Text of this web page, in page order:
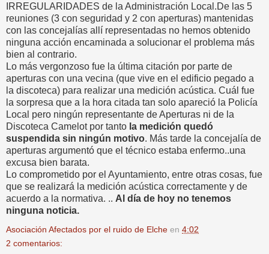
IRREGULARIDADES de la Administración Local.De las 5
reuniones (3 con seguridad y 2 con aperturas) mantenidas
con las concejalías allí representadas no hemos obtenido
ninguna acción encaminada a solucionar el problema más
bien al contrario.
Lo más vergonzoso fue la última citación por parte de
aperturas con una vecina (que vive en el edificio pegado a
la discoteca) para realizar una medición acústica. Cuál fue
la sorpresa que a la hora citada tan solo apareció la Policía
Local pero ningún representante de Aperturas ni de la
Discoteca Camelot por tanto la medición quedó
suspendida sin ningún motivo. Más tarde la concejalía de
aperturas argumentó que el técnico estaba enfermo..una
excusa bien barata.
Lo comprometido por el Ayuntamiento, entre otras cosas, fue
que se realizará la medición acústica correctamente y de
acuerdo a la normativa. .. Al día de hoy no tenemos
ninguna noticia.
Asociación Afectados por el ruido de Elche en 4:02
2 comentarios: